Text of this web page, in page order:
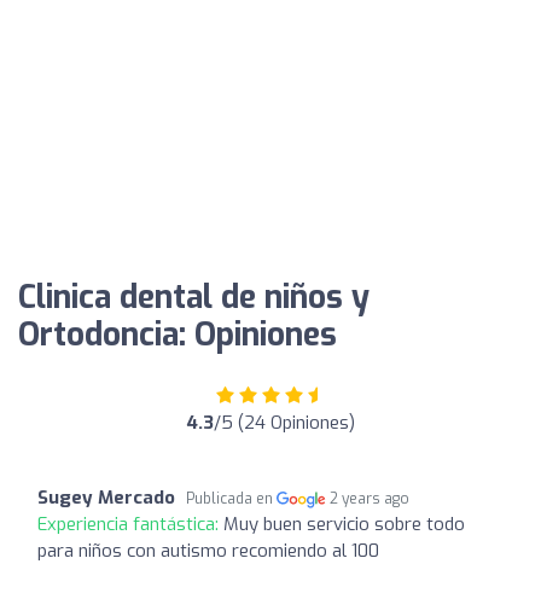
Clinica dental de niños y
Ortodoncia: Opiniones
4.3/5 (24 Opiniones)
Sugey Mercado Publicada en 2 years ago
Experiencia fantástica: Muy buen servicio sobre todo
para niños con autismo recomiendo al 100